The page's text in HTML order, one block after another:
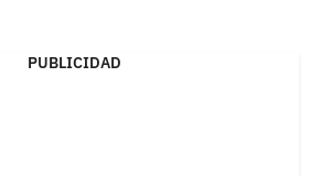
PUBLICIDAD